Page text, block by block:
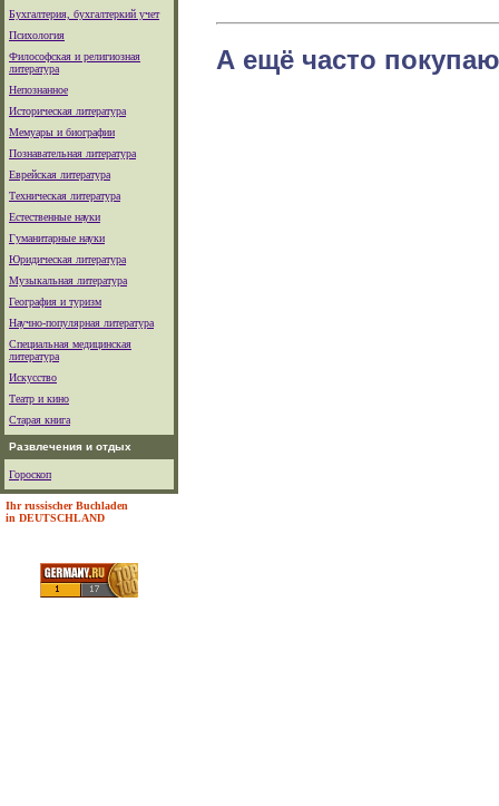
Бухгалтерия, бухгалтеркий учет
Психология
Философская и религиозная
литература
Непознанное
Историческая литература
Мемуары и биографии
Познавательная литература
Еврейская литература
Техническая литература
Естественные науки
Гуманитарные науки
Юридическая литература
Музыкальная литература
География и туризм
Научно-популярная литература
Специальная медицинская
литература
Искусство
Театр и кино
Старая книга
Развлечения и отдых
Гороскоп
Ihr russischer Buchladen
in DEUTSCHLAND
А ещё часто